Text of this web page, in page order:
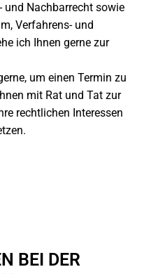
und Nachbarrecht sowie
Verfahrens- und
ich Ihnen gerne zur
um einen Termin zu
mit Rat und Tat zur
rechtlichen Interessen
BEI DER